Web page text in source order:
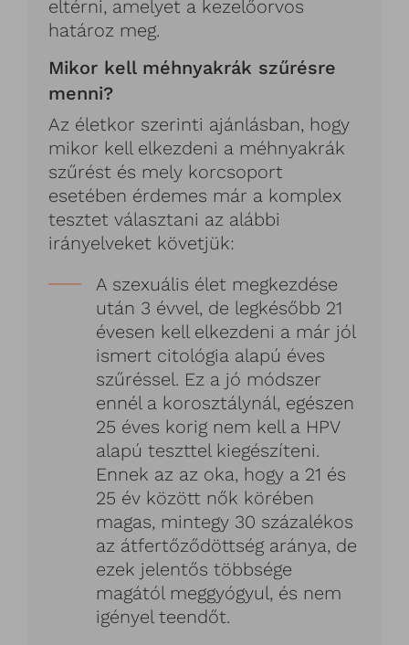
eltérni, amelyet a kezelőorvos
határoz meg.
Mikor kell méhnyakrák szűrésre
menni?
Az életkor szerinti ajánlásban, hogy
mikor kell elkezdeni a méhnyakrák
szűrést és mely korcsoport
esetében érdemes már a komplex
tesztet választani az alábbi
irányelveket követjük:
A szexuális élet megkezdése
után 3 évvel, de legkésőbb 21
évesen kell elkezdeni a már jól
ismert citológia alapú éves
szűréssel. Ez a jó módszer
ennél a korosztálynál, egészen
25 éves korig nem kell a HPV
alapú teszttel kiegészíteni.
Ennek az az oka, hogy a 21 és
25 év között nők körében
magas, mintegy 30 százalékos
az átfertőződöttség aránya, de
ezek jelentős többsége
magától meggyógyul, és nem
igényel teendőt.